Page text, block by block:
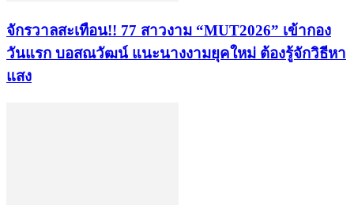
จักรวาลสะเทือน!! 77 สาวงาม “MUT2026” เข้ากอง
วันแรก บอสณวัฒน์ แนะนางงามยุคใหม่ ต้องรู้จักวิธีหา
แสง